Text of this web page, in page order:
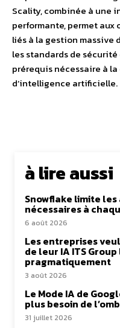
Scality, combinée à une
performante, permet aux
liés à la gestion
les standards de
prérequis nécessaire à
d’intelligence artificielle.
à lire aussi
Snowflake limite
nécessaires à
6 août 2026
Les entreprises
de leur IA ITS
pragmatiquement
3 août 2026
Le Mode IA de
plus besoin de
31 juillet 2026